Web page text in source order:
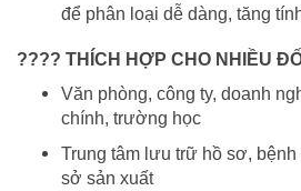
để phân loại dễ dàng, tăng
???? THÍCH HỢP CHO NHIỀU
Văn phòng, công ty, doanh
chính, trường học
Trung tâm lưu trữ hồ sơ,
sở sản xuất